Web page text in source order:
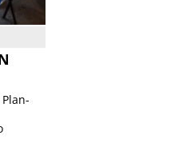
Plan-